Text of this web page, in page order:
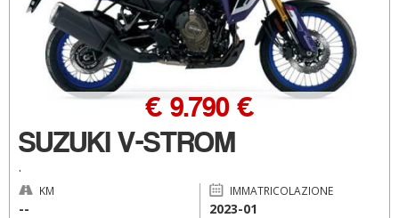
SUZUKI V-STROM
.
€ 9.790 €
KM
--
IMMATRICOLAZIONE
2023-01